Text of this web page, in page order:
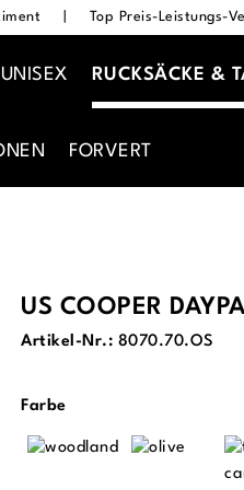
Top Preis-Leistungs-
UNISEX RUCKSÄCKE &
FORVERT
US COOPER
Artikel-Nr.: 8070.70.OS
Farbeauswählen